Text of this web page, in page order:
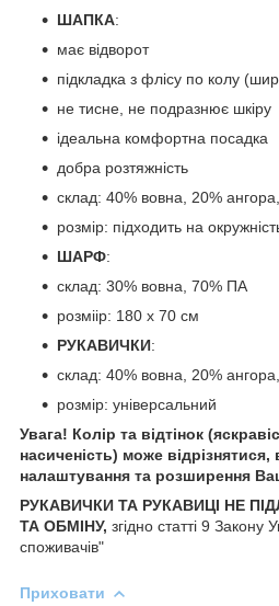
ШАПКА:
має відворот
підкладка з флісу по колу
не тисне, не подразнює шкіру
ідеальна комфортна посадка
добра розтяжність
склад: 40% вовна, 20%
розмір: підходить на
ШАРФ:
склад: 30% вовна, 70% ПА
розміір: 180 х 70 см
РУКАВИЧКИ:
склад: 40% вовна, 20%
розмір: універсальний
Увага! Колір та відтінок
насиченість) може відрізнятися,
налаштування та розширення
РУКАВИЧКИ ТА РУКАВИЦІ НЕ
ТА ОБМІНУ, згідно статті 9 Закону
споживачів"
Приховати